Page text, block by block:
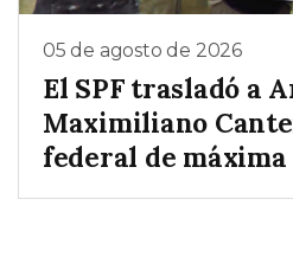
05 de agosto de 2026
El SPF trasladó a
Maximiliano
federal de